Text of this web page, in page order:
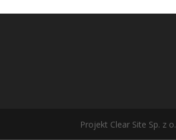
Projekt Clear Site Sp. z